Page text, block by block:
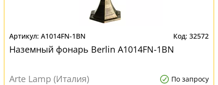
A1014FN-1BN 32572
Наземный фонарь Berlin A1014FN-1BN
Arte Lamp (Италия) По запросу